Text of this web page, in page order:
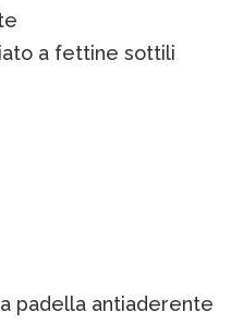
a fettine sottili
padella antiaderente